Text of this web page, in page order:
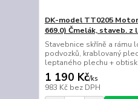
DK-model TT0205
669.0) Čmelák, staveb. z
Stavebnice skříně a rámu
podvozků, krablovaný
leptaného plechu +
1 190 Kč/ks
983 Kč bez DPH